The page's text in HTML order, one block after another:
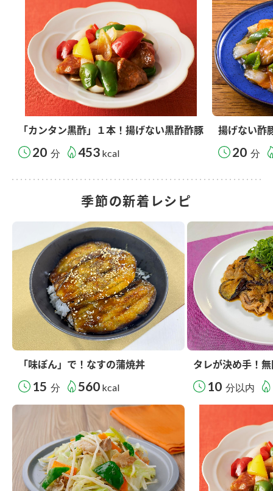
「カンタン黒酢」１本！揚げない黒酢酢豚
20 分 453 kcal
揚げない酢
20 分
季節の新着レシピ
「味ぽん」で！なすの蒲焼丼
15 分 560 kcal
タレが決め手！
10 分以内